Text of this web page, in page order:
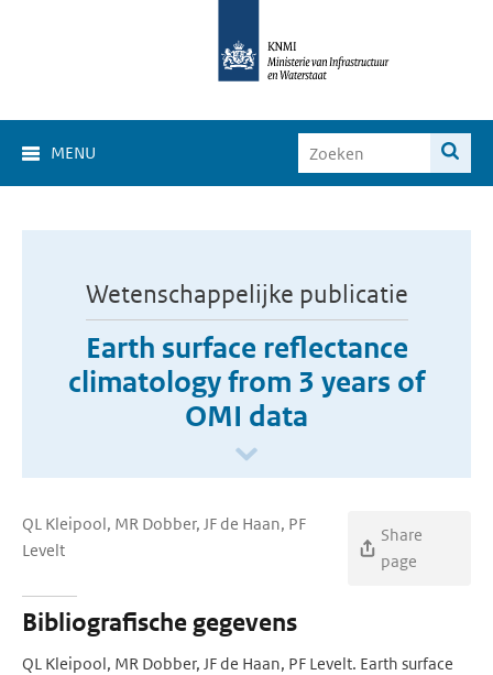
MENU
Wetenschappelijke publicatie
Earth surface reflectance
climatology from 3 years of
OMI data
QL Kleipool, MR Dobber, JF de Haan, PF
Levelt
Share
page
Bibliografische gegevens
QL Kleipool, MR Dobber, JF de Haan, PF Levelt. Earth surface